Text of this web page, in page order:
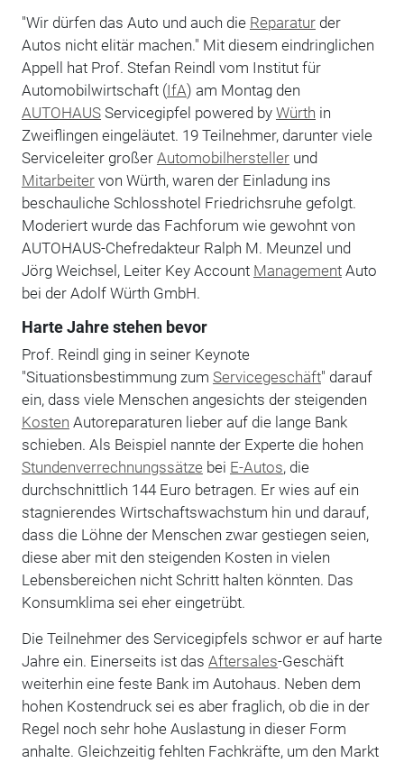
"Wir dürfen das Auto und auch die Reparaturder
Autos nicht elitär machen." Mit diesem eindringlichen
Appell hat Prof. Stefan Reindl vom Institut für
Automobilwirtschaft (IfA) am Montag den
AUTOHAUSServicegipfel powered by Würth in
Zweiflingen eingeläutet. 19 Teilnehmer, darunter viele
Serviceleiter großer Automobilherstellerund
Mitarbeitervon Würth, waren der Einladung ins
beschauliche Schlosshotel Friedrichsruhe gefolgt.
Moderiert wurde das Fachforum wie gewohnt von
AUTOHAUS-Chefredakteur Ralph M. Meunzel und
Jörg Weichsel, Leiter Key Account ManagementAuto
bei der Adolf Würth GmbH.
Harte Jahre stehen bevor
Prof. Reindl ging in seiner Keynote
"Situationsbestimmung zum Servicegeschäft" darauf
ein, dass viele Menschen angesichts der steigenden
Kosten Autoreparaturen lieber auf die lange Bank
schieben. Als Beispiel nannte der Experte die hohen
Stundenverrechnungssätze bei E-Autos, die
durchschnittlich 144 Euro betragen. Er wies auf ein
stagnierendes Wirtschaftswachstum hin und darauf,
dass die Löhne der Menschen zwar gestiegen seien,
diese aber mit den steigenden Kosten in vielen
Lebensbereichen nicht Schritt halten könnten. Das
Konsumklima sei eher eingetrübt.
Die Teilnehmer des Servicegipfels schwor er auf harte
Jahre ein. Einerseits ist das Aftersales-Geschäft
weiterhin eine feste Bank im Autohaus. Neben dem
hohen Kostendruck sei es aber fraglich, ob die in der
Regel noch sehr hohe Auslastung in dieser Form
anhalte. Gleichzeitig fehlten Fachkräfte, um den Markt